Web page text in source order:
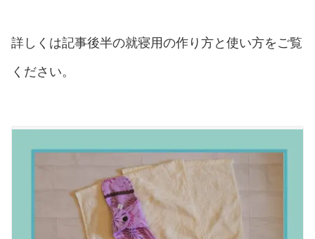
詳しくは記事後半の就寝用の作り方と使い方をご覧
ください。